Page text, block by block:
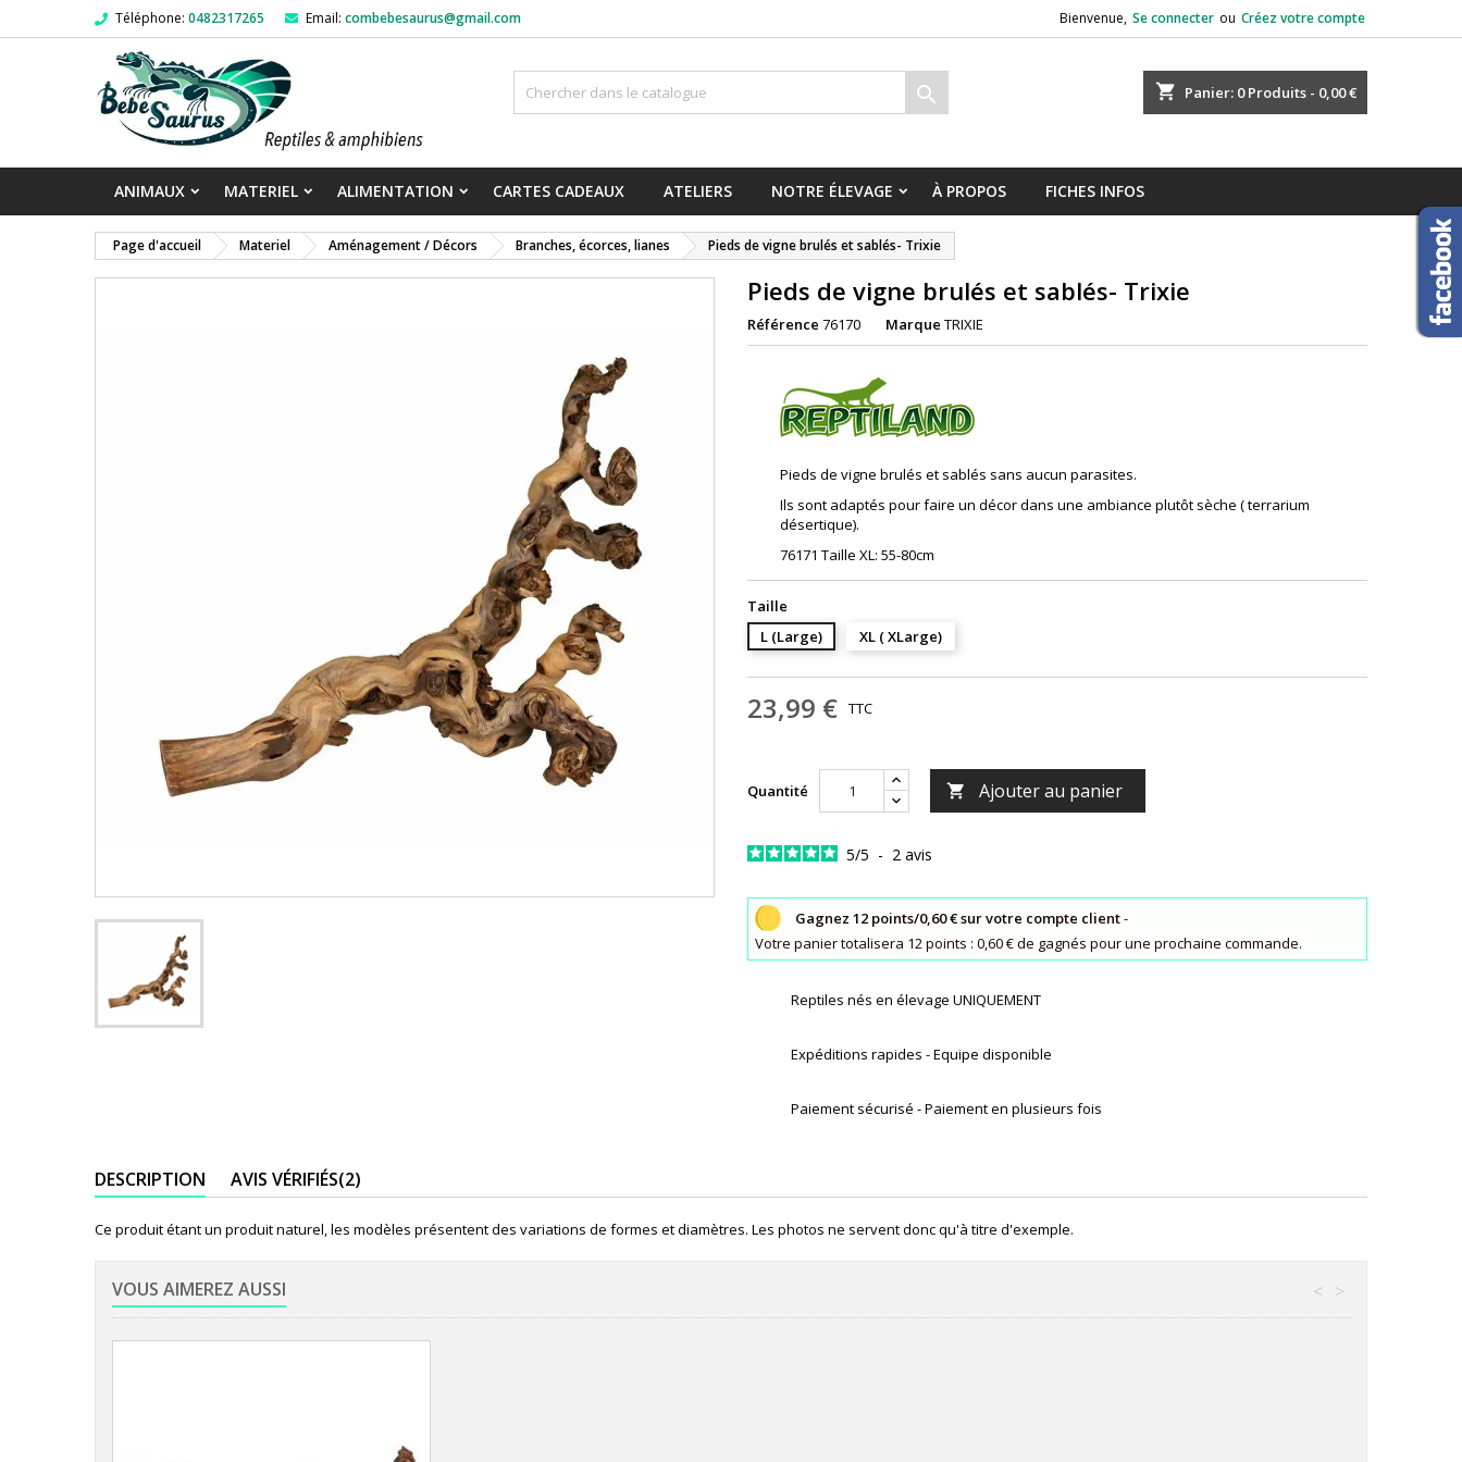
Téléphone: 0482317265 Email: combebesaurus@gmail.com Bienvenue, Se connecter ou Créez votre compte
shopping_cart Panier: 0Produits - 0,00 €

ANIMAUX MATERIEL ALIMENTATION CARTES CADEAUX ATELIERS NOTRE ÉLEVAGE À PROPOS FICHES INFOS
Page d'accueil Materiel Aménagement / Décors Branches, écorces, lianes Pieds de vigne brulés et sablés- Trixie
Pieds de vigne brulés et sablés- Trixie
Référence 76170 Marque TRIXIE
Pieds de vigne brulés et sablés sans aucun parasites.
Ils sont adaptés pour faire un décor dans une ambiance plutôt sèche ( terrarium
désertique).
76171 Taille XL: 55-80cm
Taille
L (Large)
XL ( XLarge)
23,99 € TTC
Quantité  Ajouter au panier
5/5 - 2 avis
Gagnez 12 points/0,60 € sur votre compte client-
Votre panier totalisera 12 points : 0,60 € de gagnés pour une prochaine commande.
Reptiles nés en élevage UNIQUEMENT
Expéditions rapides - Equipe disponible
Paiement sécurisé - Paiement en plusieurs fois
DESCRIPTION AVIS VÉRIFIÉS(2)
Ce produit étant un produit naturel, les modèles présentent des variations de formes et diamètres. Les photos ne servent donc qu'à titre d'exemple.
VOUS AIMEREZ AUSSI >
<